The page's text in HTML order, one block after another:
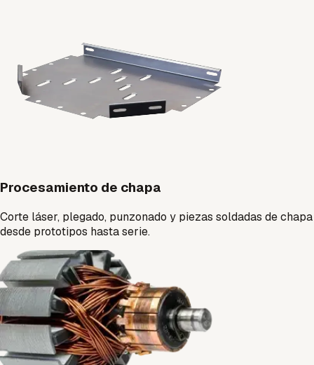
Procesamiento de chapa
Corte láser, plegado, punzonado y piezas soldadas de chapa
desde prototipos hasta serie.